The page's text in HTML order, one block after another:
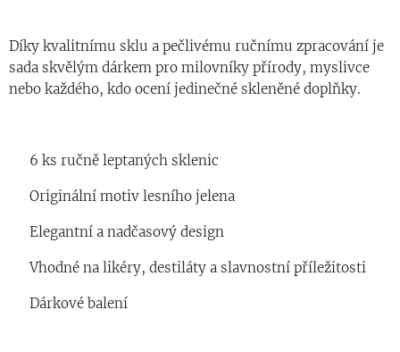
Díky kvalitnímu sklu a pečlivému ručnímu zpracování je
sada skvělým dárkem pro milovníky přírody, myslivce
nebo každého, kdo ocení jedinečné skleněné doplňky.
✔ 6 ks ručně leptaných sklenic
✔ Originální motiv lesního jelena
✔ Elegantní a nadčasový design
✔ Vhodné na likéry, destiláty a slavnostní příležitosti
✔ Dárkové balení